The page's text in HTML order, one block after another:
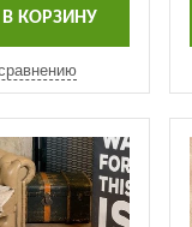
КОРЗИНУ